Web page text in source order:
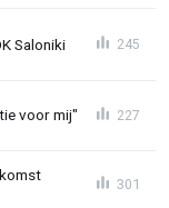
Saloniki 245
voor mij" 227
301